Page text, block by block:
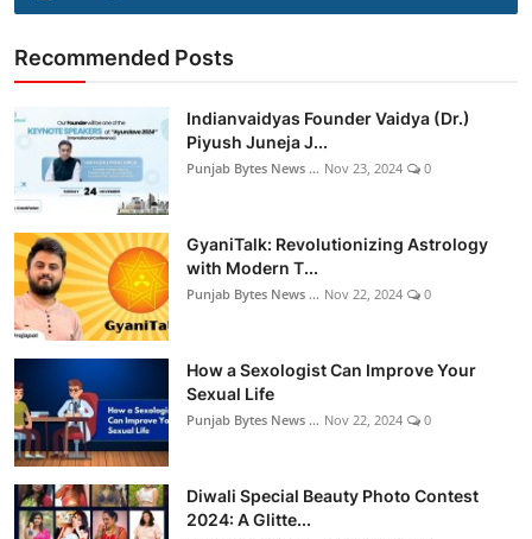
Recommended Posts
Indianvaidyas Founder Vaidya (Dr.)
Piyush Juneja J...
Punjab Bytes News ... Nov 23, 2024 0
GyaniTalk: Revolutionizing Astrology
with Modern T...
Punjab Bytes News ... Nov 22, 2024 0
How a Sexologist Can Improve Your
Sexual Life
Punjab Bytes News ... Nov 22, 2024 0
Diwali Special Beauty Photo Contest
2024: A Glitte...